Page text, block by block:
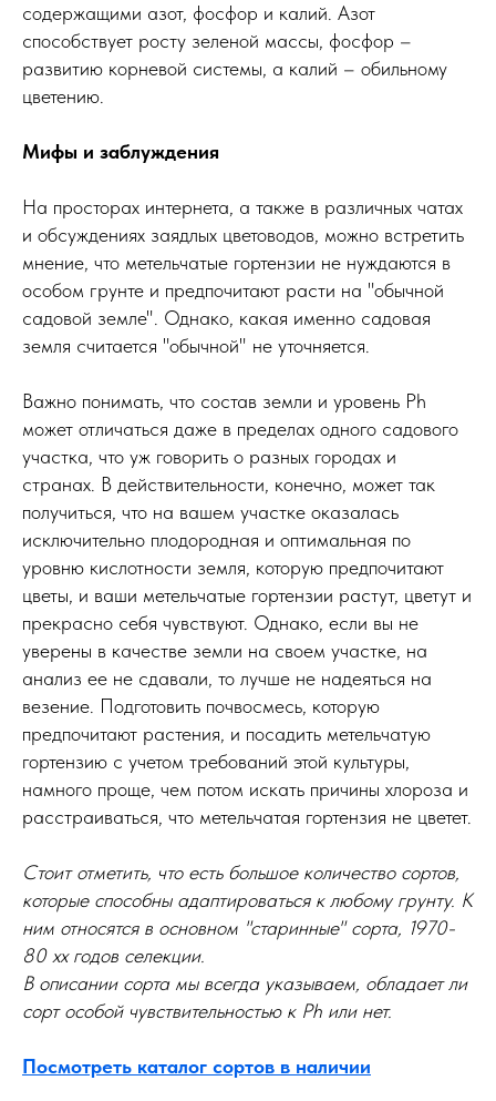
содержащими азот, фосфор и калий. Азот
способствует росту зеленой массы, фосфор –
развитию корневой системы, а калий – обильному
цветению.
Мифы и заблуждения
На просторах интернета, а также в различных чатах
и обсуждениях заядлых цветоводов, можно встретить
мнение, что метельчатые гортензии не нуждаются в
особом грунте и предпочитают расти на "обычной
садовой земле". Однако, какая именно садовая
земля считается "обычной" не уточняется.
Важно понимать, что состав земли и уровень Ph
может отличаться даже в пределах одного садового
участка, что уж говорить о разных городах и
странах. В действительности, конечно, может так
получиться, что на вашем участке оказалась
исключительно плодородная и оптимальная по
уровню кислотности земля, которую предпочитают
цветы, и ваши метельчатые гортензии растут, цветут и
прекрасно себя чувствуют. Однако, если вы не
уверены в качестве земли на своем участке, на
анализ ее не сдавали, то лучше не надеяться на
везение. Подготовить почвосмесь, которую
предпочитают растения, и посадить метельчатую
гортензию с учетом требований этой культуры,
намного проще, чем потом искать причины хлороза и
расстраиваться, что метельчатая гортензия не цветет.
Стоит отметить, что есть большое количество сортов,
которые способны адаптироваться к любому грунту. К
ним относятся в основном "старинные" сорта, 1970-
80 хх годов селекции.
В описании сорта мы всегда указываем, обладает ли
сорт особой чувствительностью к Ph или нет.
Посмотреть каталог сортов в наличии